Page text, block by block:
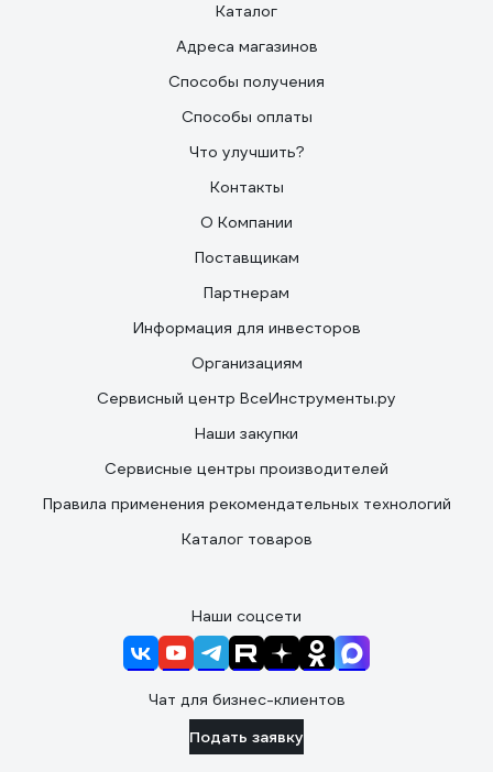
Каталог
Адреса магазинов
Способы получения
Способы оплаты
Что улучшить?
Контакты
О Компании
Поставщикам
Партнерам
Информация для инвесторов
Организациям
Сервисный центр ВсеИнструменты.ру
Наши закупки
Сервисные центры производителей
Правила применения рекомендательных технологий
Каталог товаров
Наши соцсети
Чат для бизнес-клиентов
Подать заявку